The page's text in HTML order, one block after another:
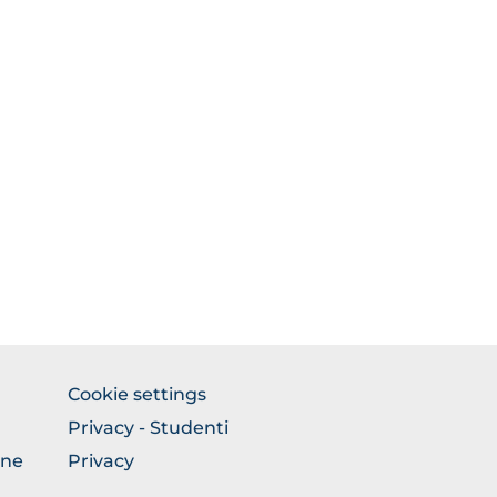
BROWSE
THE
SECTION
Cookie settings
Privacy - Studenti
Privacy